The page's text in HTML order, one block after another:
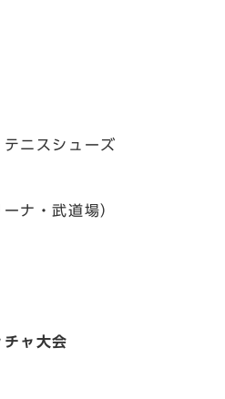
ニスシューズ
ナ・武道場）
チャ大会